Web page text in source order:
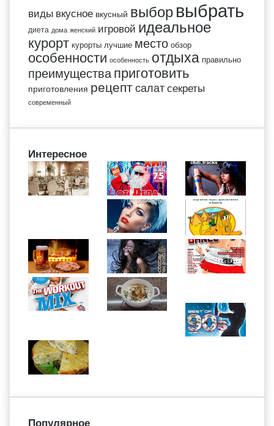
виды вкусное вкусный выбор выбрать
диета дома женский игровой идеальное
курорт курорты лучшие место обзор
особенности особенность отдыха правильно
преимущества приготовить
приготовления рецепт салат секреты
современный
Интересное
Популярное